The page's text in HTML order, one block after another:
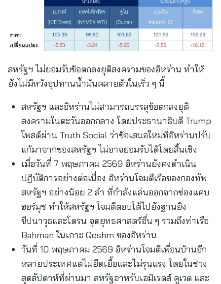
สหรัฐฯ ไม่ยอมรับข้อตกลงยุติสงครามของอิหร่าน ทำให้
ยังไม่มีหวังอุปทานน้ำมันคลายตัวในเร็ว ๆ นี้
สหรัฐฯ และอิหร่านไม่สามารถบรรลุข้อตกลงยุติ
สงครามในตะวันออกกลาง โดยประธานาธิบดี Trump
โพสต์ผ่าน Truth Social ว่าข้อเสนอใหม่ที่อิหร่านปรับ
แก้มาจากของสหรัฐฯ ไม่อาจยอมรับได้โดยสิ้นเชิง
เมื่อวันที่ 7 พฤษภาคม 2569 อิหร่านยังคงดำเนิน
ปฏิบัติการอย่างต่อเนื่อง อิหร่านโจมตีเรือของกองทัพ
สหรัฐฯ อย่างน้อย 2 ลำ ที่กำลังแล่นออกจากช่องแคบ
ฮอร์มุซ ทำให้สหรัฐฯ โจมตีตอบโต้ไปยังฐานยิง
ขีปนาวุธและโดรน จุดยุทธศาสตร์อื่น ๆ รวมถึงท่าเรือ
Bahman ในเกาะ Qeshm ของอิหร่าน
วันที่ 10 พฤษภาคม 2569 อิหร่านโจมตีเพื่อนบ้านอีก
หลายประเทศแต่ไม่ยืดเยื้อและไม่รุนแรง โดยในช่วง
สุดสัปดาห์ที่ผ่านมา สหรัฐอาหรับเอมิเรตส์ คูเวต และ